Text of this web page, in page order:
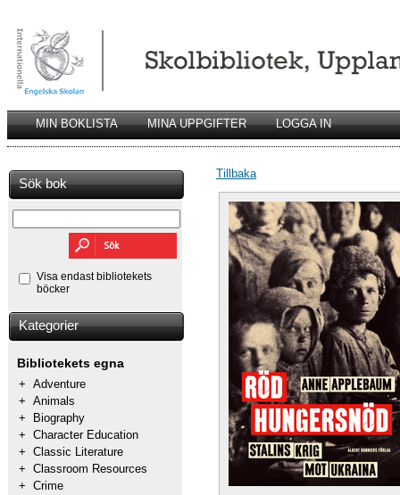
MIN BOKLISTA MINA UPPGIFTER LOGGA IN
Sök bok
Visa endast bibliotekets
böcker
Kategorier
Bibliotekets egna
+ Adventure
+ Animals
+
Biography
+ Character Education
+ Classic Literature
+ Classroom Resources
+ Crime
Tillbaka